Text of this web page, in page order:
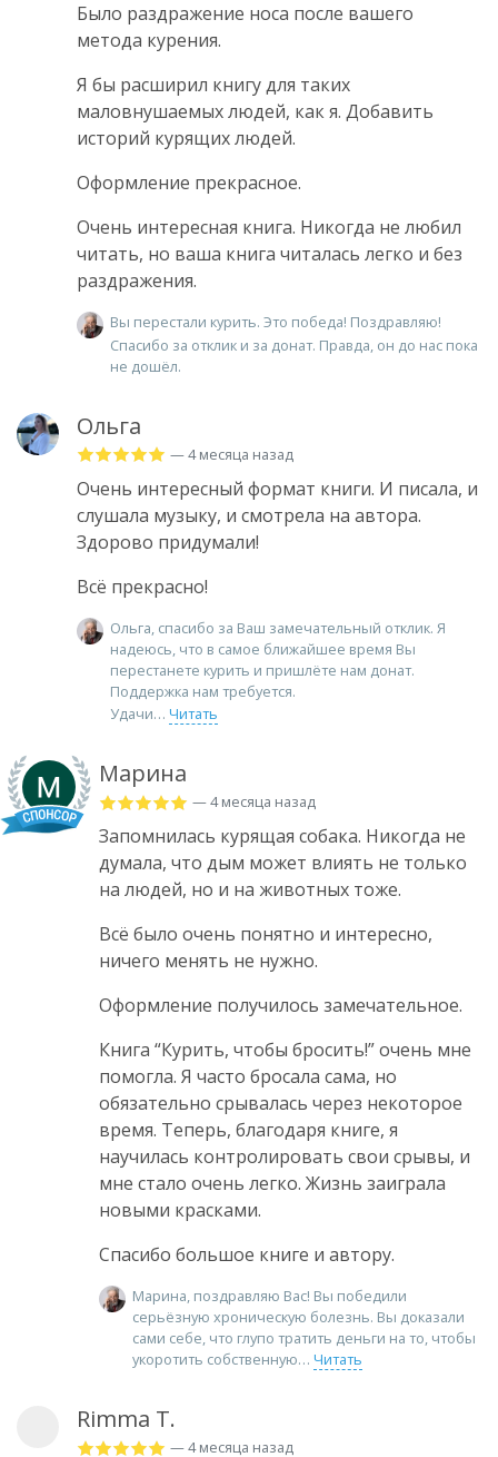
Было раздражение носа после вашего
метода курения.
Я бы расширил книгу для таких
маловнушаемых людей, как я. Добавить
историй курящих людей.
Оформление прекрасное.
Очень интересная книга. Никогда не любил
читать, но ваша книга читалась легко и без
раздражения.
Вы перестали курить. Это победа! Поздравляю!
Спасибо за отклик и за донат. Правда, он до нас пока
не дошёл.
Ольга
— 4 месяца назад
Очень интересный формат книги. И писала, и
слушала музыку, и смотрела на автора.
Здорово придумали!
Всё прекрасно!
Ольга, спасибо за Ваш замечательный отклик. Я
надеюсь, что в самое ближайшее время Вы
перестанете курить и пришлёте нам донат.
Поддержка нам требуется.
Удачи
Читать
Марина
— 4 месяца назад
Запомнилась курящая собака. Никогда не
думала, что дым может влиять не только
на людей, но и на животных тоже.
Всё было очень понятно и интересно,
ничего менять не нужно.
Оформление получилось замечательное.
Книга “Курить, чтобы бросить!” очень мне
помогла. Я часто бросала сама, но
обязательно срывалась через некоторое
время. Теперь, благодаря книге, я
научилась контролировать свои срывы, и
мне стало очень легко. Жизнь заиграла
новыми красками.
Спасибо большое книге и автору.
Марина, поздравляю Вас! Вы победили
серьёзную хроническую болезнь. Вы доказали
сами себе, что глупо тратить деньги на то, чтобы
укоротить собственную
Читать
Rimma T.
— 4 месяца назад